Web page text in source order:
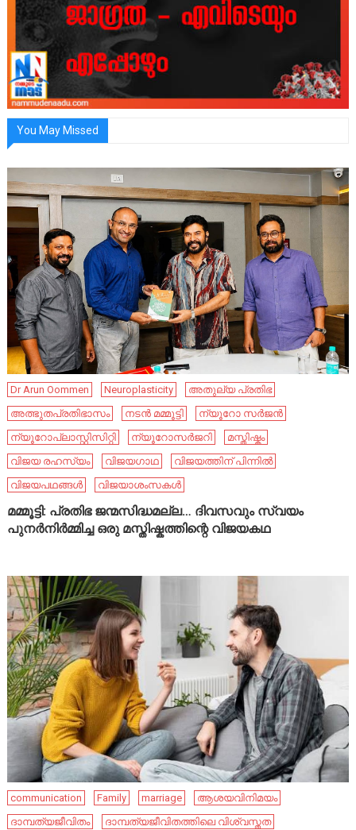
You May Missed
Dr Arun Oommen Neuroplasticity
അതുല്യ പ്രതിഭ
അത്ഭുതപ്രതിഭാസം
നടൻ മമ്മൂട്ടി
ന്യൂറോ സർജൻ
ന്യൂറോപ്ലാസ്റ്റിസിറ്റി
ന്യൂറോസർജറി
മസ്തിഷ്കം
വിജയ രഹസ്യം
വിജയഗാഥ
വിജയത്തിന് പിന്നിൽ
വിജയപഥങ്ങൾ
വിജയാശംസകൾ
മമ്മൂട്ടി: പ്രതിഭ ജന്മസിദ്ധമല്ല… ദിവസവും സ്വയം
പുനർനിർമ്മിച്ച ഒരു മസ്തിഷ്കത്തിന്റെ വിജയകഥ
communication Family marriage
ആശയവിനിമയം
ദാമ്പത്യജീവിതം
ദാമ്പത്യജീവിതത്തിലെ വിശ്വസ്തത